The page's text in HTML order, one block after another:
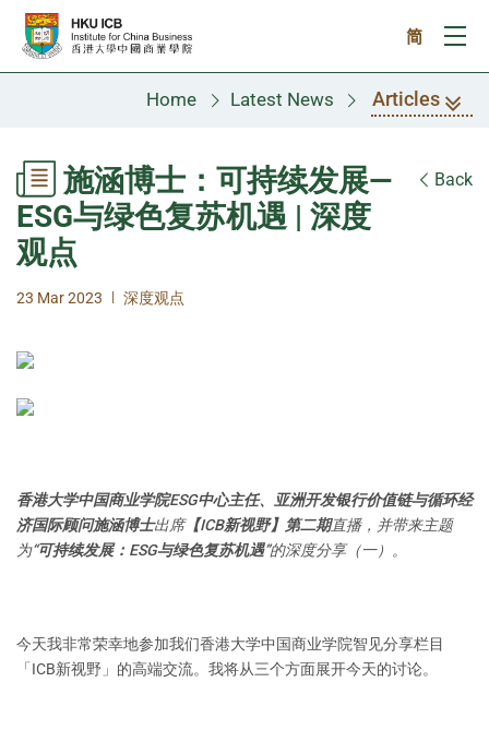
Skip to main content
简
Home Latest News Articles
施涵博士：可持续发展—
ESG与绿色复苏机遇 | 深度
观点
Back
23 Mar 2023 | 深度观点
香港大学中国商业学院ESG中心主任、亚洲开发银行价值链与循环经
济国际顾问施涵博士出席【ICB新视野】第二期直播，并带来主题
为“可持续发展：ESG与绿色复苏机遇”的深度分享（一）。
今天我非常荣幸地参加我们香港大学中国商业学院智见分享栏目
「ICB新视野」的高端交流。我将从三个方面展开今天的讨论。